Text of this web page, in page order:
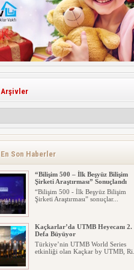
Arşivler
En Son Haberler
“Bilişim 500 – İlk Beşyüz Bilişim
Şirketi Araştırması” Sonuçlandı
“Bilişim 500 - İlk Beşyüz Bilişim
Şirketi Araştırması” sonuçlar...
Kaçkarlar’da UTMB Heyecanı 2.
Defa Büyüyor
Türkiye’nin UTMB World Series
etkinliği olan Kaçkar by UTMB, Ri...